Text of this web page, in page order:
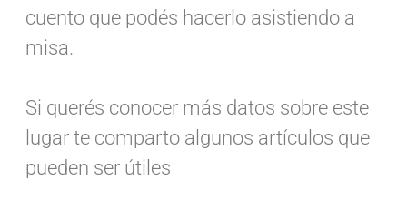
cuento que podés hacerlo asistiendo a
misa.
Si querés conocer más datos sobre este
lugar te comparto algunos artículos que
pueden ser útiles